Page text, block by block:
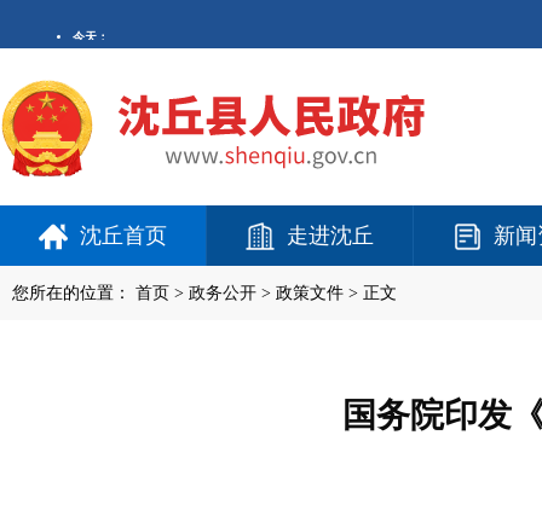
沈丘首页 走进沈丘 新
您所在的位置： 首页 > 政务公开 > 政策文件 > 正文
国务院印发